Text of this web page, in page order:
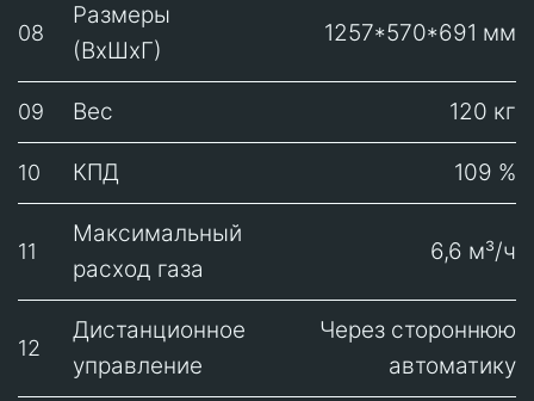
08
Размеры
(ВхШхГ)
1257*570*691 мм
09 Вес 120 кг
10 КПД 109 %
11
Максимальный
расход газа
6,6 м³/ч
12
Дистанционное
управление
Через стороннюю
автоматику